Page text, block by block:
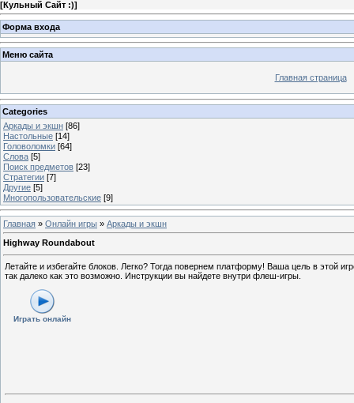
[Кульный Сайт :)]
Форма входа
Меню сайта
Главная страница
Categories
Аркады и экшн [86]
Настольные [14]
Головоломки [64]
Слова [5]
Поиск предметов [23]
Стратегии [7]
Другие [5]
Многопользовательские [9]
Главная » Онлайн игры » Аркады и экшн
Highway Roundabout
Летайте и избегайте блоков. Легко? Тогда повернем платформу! Ваша цель в этой
так далеко как это возможно. Инструкции вы найдете внутри флеш-игры.
Играть онлайн